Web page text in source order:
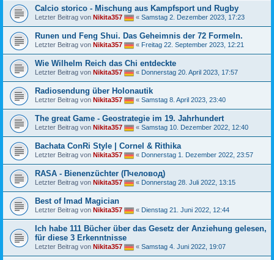
Calcio storico - Mischung aus Kampfsport und Rugby
Letzter Beitrag von Nikita357 « Samstag 2. Dezember 2023, 17:23
Runen und Feng Shui. Das Geheimnis der 72 Formeln.
Letzter Beitrag von Nikita357 « Freitag 22. September 2023, 12:21
Wie Wilhelm Reich das Chi entdeckte
Letzter Beitrag von Nikita357 « Donnerstag 20. April 2023, 17:57
Radiosendung über Holonautik
Letzter Beitrag von Nikita357 « Samstag 8. April 2023, 23:40
The great Game - Geostrategie im 19. Jahrhundert
Letzter Beitrag von Nikita357 « Samstag 10. Dezember 2022, 12:40
Bachata ConRi Style | Cornel & Rithika
Letzter Beitrag von Nikita357 « Donnerstag 1. Dezember 2022, 23:57
RASA - Bienenzüchter (Пчеловод)
Letzter Beitrag von Nikita357 « Donnerstag 28. Juli 2022, 13:15
Best of Imad Magician
Letzter Beitrag von Nikita357 « Dienstag 21. Juni 2022, 12:44
Ich habe 111 Bücher über das Gesetz der Anziehung gelesen,
für diese 3 Erkenntnisse
Letzter Beitrag von Nikita357 « Samstag 4. Juni 2022, 19:07